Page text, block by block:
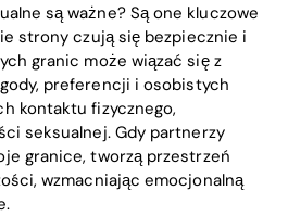
są ważne? Są one kluczowe
strony czują się bezpiecznie i
granic może wiązać się z
preferencji i osobistych
kontaktu fizycznego,
seksualnej. Gdy partnerzy
granice, tworzą przestrzeń
wzmacniając emocjonalną